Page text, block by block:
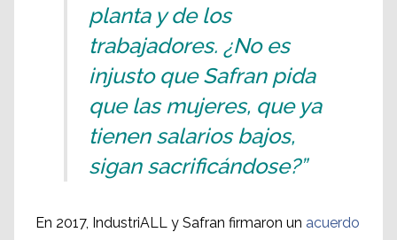
planta y de los
trabajadores. ¿No es
injusto que Safran pida
que las mujeres, que ya
tienen salarios bajos,
sigan sacrificándose?”
En 2017, IndustriALL y Safran firmaron un acuerdo